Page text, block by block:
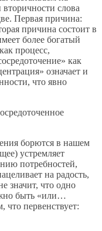
вторичности слова
Первая причина:
причина состоит в
более богатый
процесс,
как
означает и
что явно
борются в нашем
устремляет
потребностей,
на радость,
значит, что одно
быть «или…
первенствует: